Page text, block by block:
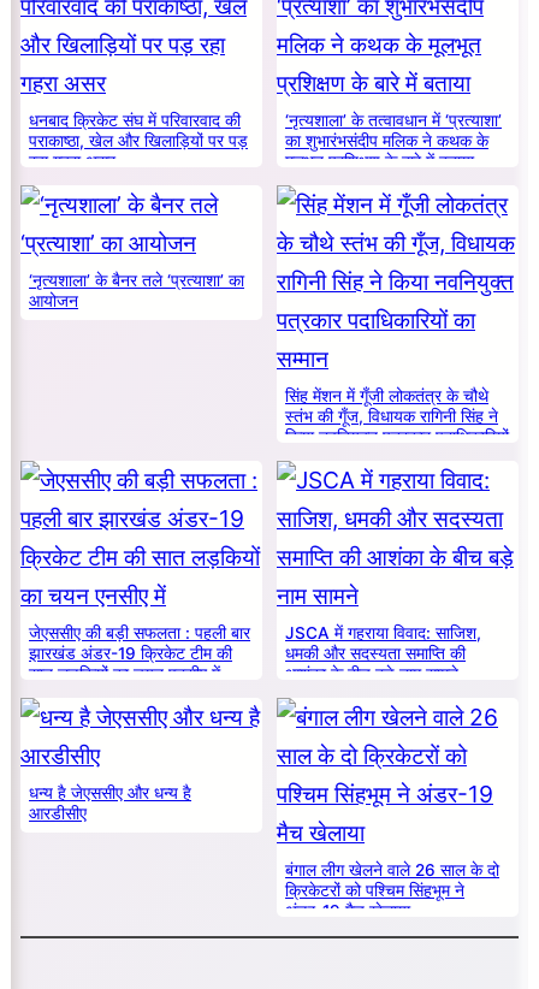
धनबाद क्रिकेट संघ में परिवारवाद की
पराकाष्ठा, खेल और खिलाड़ियों पर पड़
रहा गहरा असर
‘नृत्यशाला’ के तत्वावधान में ‘प्रत्याशा’
का शुभारंभसंदीप मलिक ने कथक के
मूलभूत प्रशिक्षण के बारे में बताया
‘नृत्यशाला’ के बैनर तले ‘प्रत्याशा’ का
आयोजन
सिंह मेंशन में गूँजी लोकतंत्र के चौथे
स्तंभ की गूँज, विधायक रागिनी सिंह ने
किया नवनियुक्त पत्रकार पदाधिकारियों
का सम्मान
जेएससीए की बड़ी सफलता : पहली बार
झारखंड अंडर-19 क्रिकेट टीम की
सात लड़कियों का चयन एनसीए में
JSCA में गहराया विवाद: साजिश,
धमकी और सदस्यता समाप्ति की
आशंका के बीच बड़े नाम सामने
धन्य है जेएससीए और धन्य है
आरडीसीए
बंगाल लीग खेलने वाले 26 साल के दो
क्रिकेटरों को पश्चिम सिंहभूम ने
अंडर-19 मैच खेलाया